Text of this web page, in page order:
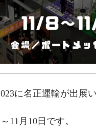
に名正運輸が出展
11月10日です。